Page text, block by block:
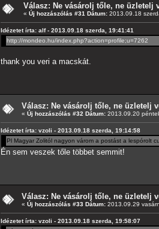
Válasz: Ne vásárolj tőle, ne üzletelj
« Új hozzászólás #31 Dátum: 2013.09.18
Idézetet írta: alf - 2013.09.18 szerda, 19:41:41
http://mondeo.hu/index.php?action=profile;u=7262
thank you veri a macskát.
Válasz: Ne vásárolj tőle, ne üzletelj
« Új hozzászólás #32 Dátum: 2013.09.20
Idézetet írta: vzoli - 2013.09.18 szerda, 19:14:58
Pl Magyar Zolitól nagyon várom a postást a lespórolt
Én sem veszek tőle többet semmit!
Válasz: Ne vásárolj tőle, ne üzletelj
« Új hozzászólás #33 Dátum: 2013.09.29
Idézetet írta: vzoli - 2013.09.18 szerda, 19:58:07